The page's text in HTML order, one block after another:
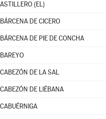
ASTILLERO (EL)
BÁRCENA DE CICERO
BÁRCENA DE PIE DE CONCHA
BAREYO
CABEZÓN DE LA SAL
CABEZÓN DE LIÉBANA
CABUÉRNIGA